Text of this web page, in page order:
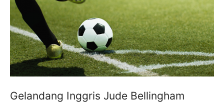
Gelandang Inggris Jude Bellingham